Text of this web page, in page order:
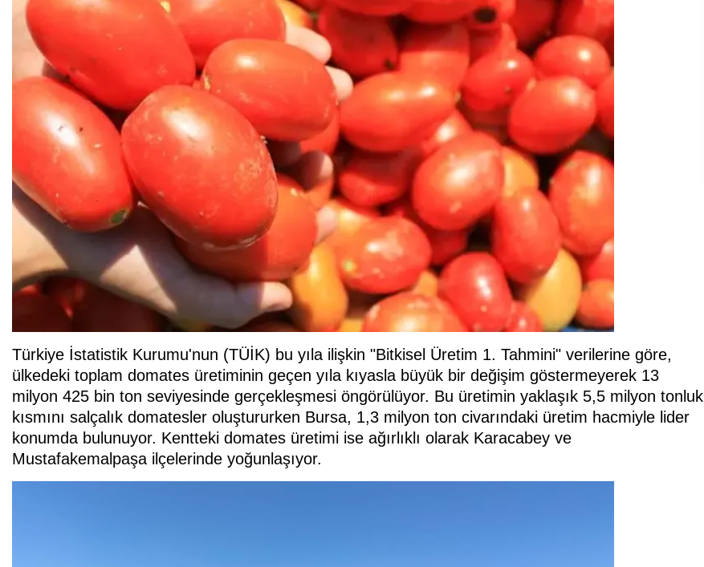
Türkiye İstatistik Kurumu'nun (TÜİK) bu yıla ilişkin "Bitkisel Üretim 1. Tahmini" verilerine göre,
ülkedeki toplam domates üretiminin geçen yıla kıyasla büyük bir değişim göstermeyerek 13
milyon 425 bin ton seviyesinde gerçekleşmesi öngörülüyor. Bu üretimin yaklaşık 5,5 milyon tonluk
kısmını salçalık domatesler oluştururken Bursa, 1,3 milyon ton civarındaki üretim hacmiyle lider
konumda bulunuyor. Kentteki domates üretimi ise ağırlıklı olarak Karacabey ve
Mustafakemalpaşa ilçelerinde yoğunlaşıyor.